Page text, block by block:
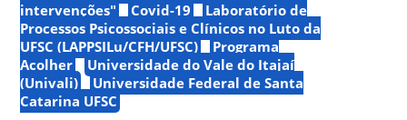
intervenções"
Covid-19
Laboratório de
Processos Psicossociais e Clínicos no Luto da
UFSC (LAPPSILu/CFH/UFSC)
Programa
Acolher
Universidade do Vale do Itajaí
(Univali)
Universidade Federal de Santa
Catarina UFSC